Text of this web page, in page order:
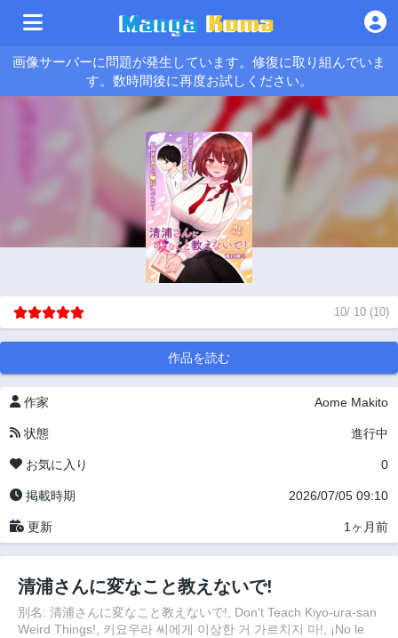
画像サーバーに問題が発生しています。修復に取り組んでいま
す。数時間後に再度お試しください。
10/ 10 (10)
作品を読む
作家 Aome Makito
状態 進行中
お気に入り 0
掲載時期 2026/07/05 09:10
更新 1ヶ月前
清浦さんに変なこと教えないで!
別名: 清浦さんに変なこと教えないで!, Don't Teach Kiyo-ura-san
Weird Things!, 키요우라 씨에게 이상한 거 가르치지 마!, ¡No le